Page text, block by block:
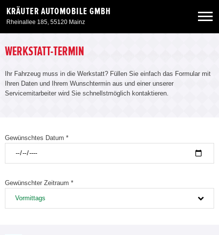
KRÄUTER AUTOMOBILE GMBH
Rheinallee 185, 55120 Mainz
Neuwagen
Gebrauchtwagen
Service & Zubehör
Unser Autohaus
WERKSTATT-TERMIN
Ihr Fahrzeug muss in die Werkstatt? Füllen Sie einfach das Formular mit
Ihren Daten und Ihrem Wunschtermin aus und einer unserer
Servicemitarbeiter wird Sie schnellstmöglich kontaktieren.
Gewünschtes Datum *
Gewünschter Zeitraum *
Vormittags